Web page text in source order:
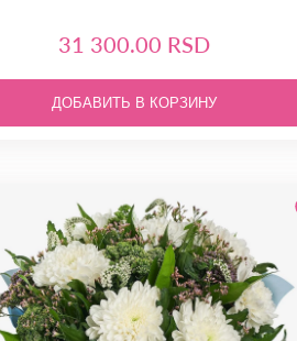
31 300.00 RSD
ДОБАВИТЬ В КОРЗИНУ